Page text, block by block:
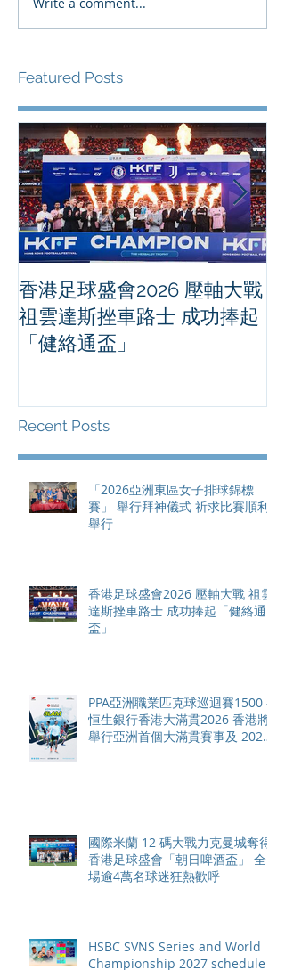
Featured Posts
香港足球盛會2026 壓軸大戰
祖雲達斯挫車路士 成功捧起
「健絡通盃」
Recent Posts
「2026亞洲東區女子排球錦標
賽」 舉行拜神儀式 祈求比賽順利
舉行
香港足球盛會2026 壓軸大戰 祖雲
達斯挫車路士 成功捧起「健絡通
盃」
PPA亞洲職業匹克球巡迴賽1500 -
恒生銀行香港大滿貫2026 香港將
舉行亞洲首個大滿貫賽事及 2026
國際米蘭 12 碼大戰力克曼城奪得
香港足球盛會「朝日啤酒盃」 全
場逾4萬名球迷狂熱歡呼
HSBC SVNS Series and World
Championship 2027 schedule